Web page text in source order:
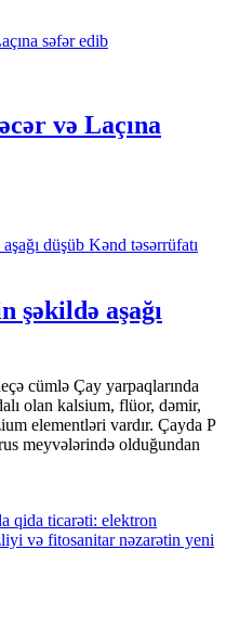
və Laçına
Kənd təsərrüfatı
şəkildə aşağı
cümlə Çay yarpaqlarında
olan kalsium, flüor, dəmir,
elementləri vardır. Çayda P
meyvələrində olduğundan